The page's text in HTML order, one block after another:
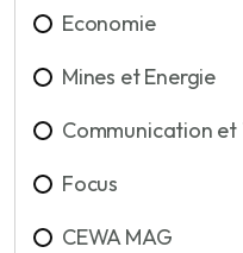
Economie
Mines et Energie
Communication et
Focus
CEWA MAG